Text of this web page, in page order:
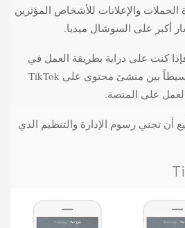
والإعلانات للأشخاص المؤثرين
أكبر على السوشال ميديا.
كنت على دراية بطريقة العمل في
تيك توك، يمكنك أن تكون وسيطاً بين منشئ محتوى على TikTok
العمل على المنصة.
أن تجني رسوم الإدارة والتنظيم الذي